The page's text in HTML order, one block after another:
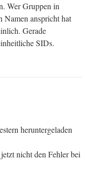
Wer Gruppen in
Namen anspricht hat
Gerade
SIDs.
heruntergeladen
nicht den Fehler bei